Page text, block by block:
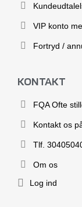
VIP konto
Fortryd /
KONTAKT
FQA Ofte
Kontakt os
Tlf.
Om os
Log ind